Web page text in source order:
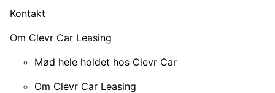
Kontakt
Om Clevr Car Leasing
Mød hele holdet hos Clevr Car
Om Clevr Car Leasing